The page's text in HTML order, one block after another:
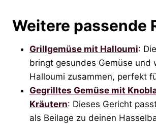
Weitere passende
Grillgemüse mit Halloumi:
bringt gesundes Gemüse und
Halloumi zusammen, perfekt
Gegrilltes Gemüse mit
Kräutern: Dieses Gericht
als Beilage zu deinen